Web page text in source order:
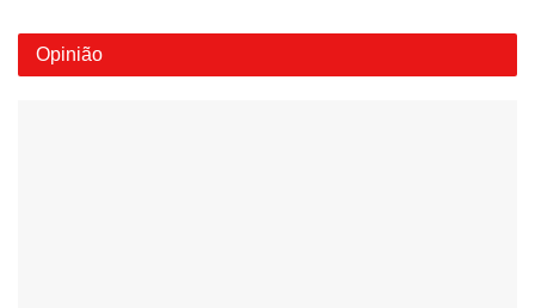
Opinião